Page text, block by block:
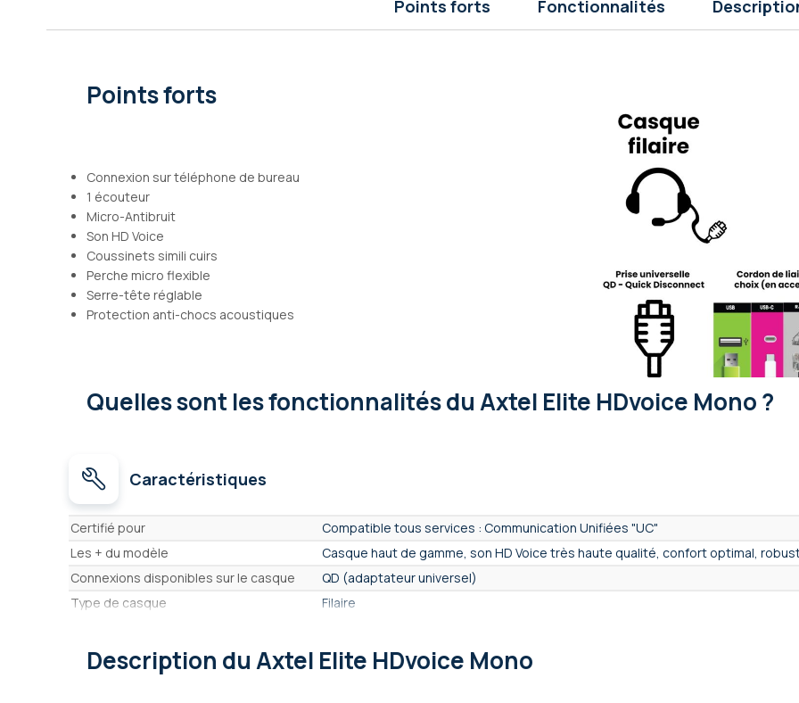
d’images
Points forts Fonctionnalités
Points forts
Connexion sur téléphone de bureau
1 écouteur
Micro-Antibruit
Son HD Voice
Coussinets simili cuirs
Perche micro flexible
Serre-tête réglable
Protection anti-chocs acoustiques
Quelles sont les fonctionnalitésdu Axtel Elite HDvoice Mono ?
Caractéristiques
Caractéristiques
Certifié pour
Compatible tous services : Communication Unifiées "UC"
Les + du modèle
Casque haut de gamme, son HD Voice très haute qualité, confort optimal,
Connexions disponibles sur le casque
QD (adaptateur universel)
Type de casque
Filaire
Écouteurs Anti bruit Actifs (ANC)
Non
Format Casque
Description du Axtel Elite HDvoice Mono